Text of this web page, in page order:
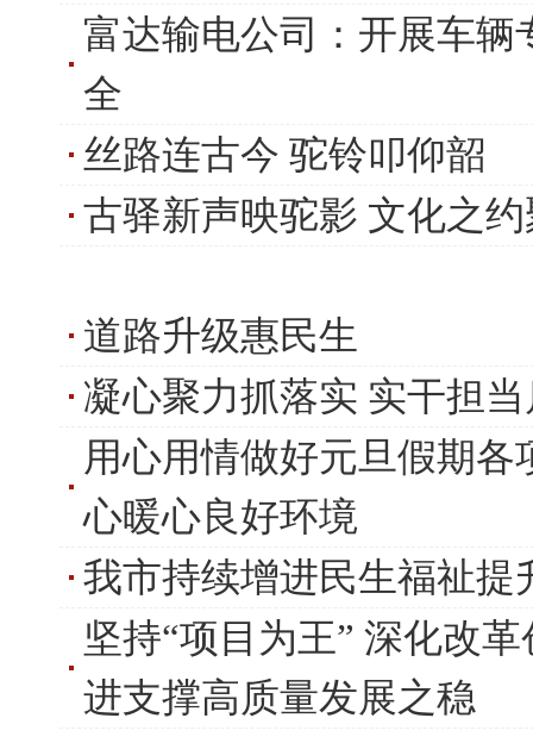
富达输电公司：开展车辆
全
丝路连古今 驼铃叩仰韶
古驿新声映驼影 文化之
道路升级惠民生
凝心聚力抓落实 实干担
用心用情做好元旦假期
心暖心良好环境
我市持续增进民生福祉提
坚持“项目为王” 深化改
进支撑高质量发展之稳